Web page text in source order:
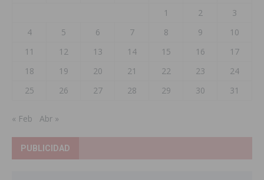
1
2
3
4
5 6 7 8 9
10
11
12 13 14 15 16
17
18
19 20 21 22 23
24
25
26 27 28 29 30 31
« Feb Abr »
PUBLICIDAD